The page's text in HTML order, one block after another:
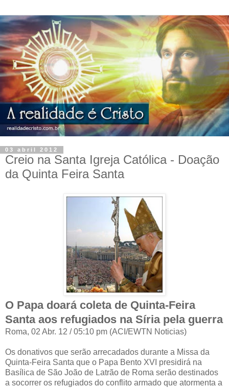
03 abril 2012
Creio na Santa Igreja Católica - Doação
da Quinta Feira Santa
O Papa doará coleta de Quinta-Feira
Santa aos refugiados na Síria pela guerra
Roma, 02 Abr. 12 / 05:10 pm (ACI/EWTN Noticias)
Os donativos que serão arrecadados durante a Missa da
Quinta-Feira Santa que o Papa Bento XVI presidirá na
Basílica de São João de Latrão de Roma serão destinados
a socorrer os refugiados do conflito armado que atormenta a